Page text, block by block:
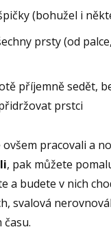
(bohužel i
prsty (od
příjemně sedět,
prstci
pracovali a
, pak můžete
a budete v nich
svalová
času.